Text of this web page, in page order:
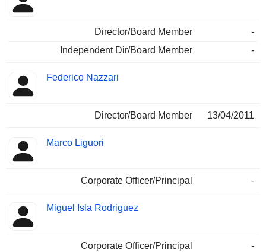
Director/Board Member
-
Independent Dir/Board Member
-
Federico Nazzari
Director/Board Member 13/04/2011
Marco Liguori
Corporate Officer/Principal -
Miguel Isla Rodriguez
Corporate Officer/Principal -